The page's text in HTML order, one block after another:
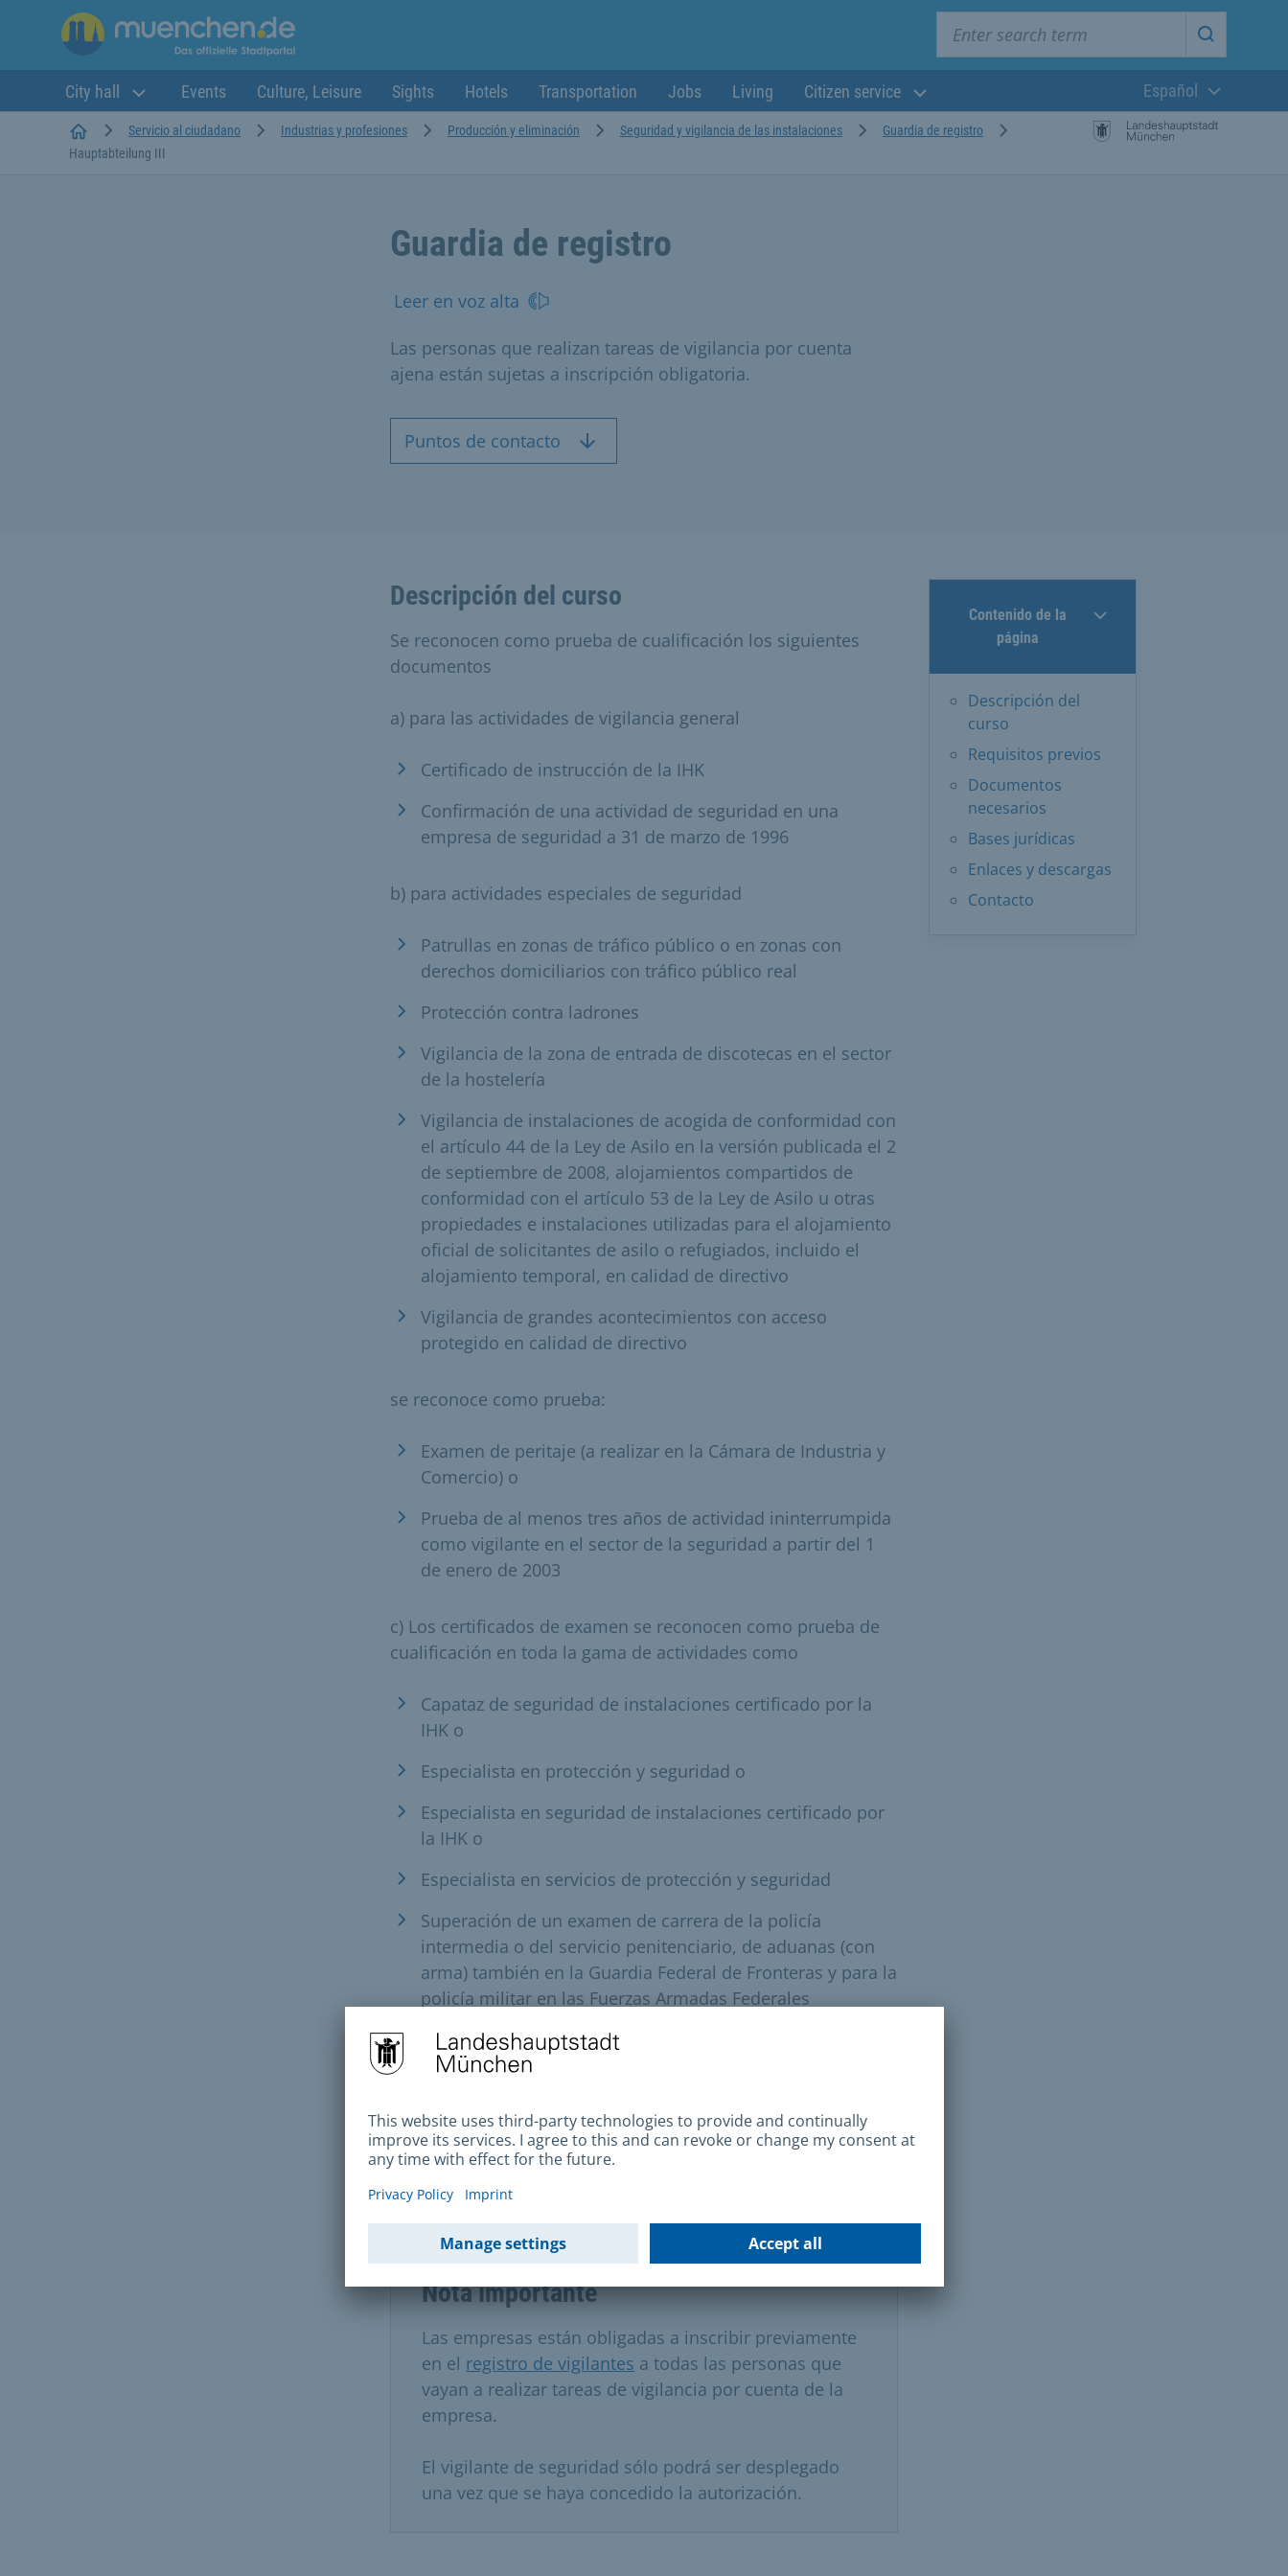
Start
City hall Events Culture, Leisure Sights Hotels Transportation Jobs Living Citizen service
Lengua actual:
Español
StartseiteServicio al ciudadano Industrias y profesiones Producción y eliminación Seguridad y vigilancia de las instalaciones
Guardia de registro
Hauptabteilung III
Guardia de registro
Leer en voz alta
Las personas que realizan tareas de vigilancia por cuenta
ajena están sujetas a inscripción obligatoria.
Puntos de contacto
Contenido de la
página
Descripción del
curso
Requisitos previos
Documentos
necesarios
Bases jurídicas
Enlaces y descargas
Contacto
Descripción del curso
Se reconocen como prueba de cualificación los siguientes
documentos
a) para las actividades de vigilancia general
Certificado de instrucción de la IHK
Confirmación de una actividad de seguridad en una
empresa de seguridad a 31 de marzo de 1996
b) para actividades especiales de seguridad
Patrullas en zonas de tráfico público o en zonas con
derechos domiciliarios con tráfico público real
Protección contra ladrones
Vigilancia de la zona de entrada de discotecas en el sector
de la hostelería
Vigilancia de instalaciones de acogida de conformidad con
el artículo 44 de la Ley de Asilo en la versión publicada el 2
de septiembre de 2008, alojamientos compartidos de
conformidad con el artículo 53 de la Ley de Asilo u otras
propiedades e instalaciones utilizadas para el alojamiento
oficial de solicitantes de asilo o refugiados, incluido el
alojamiento temporal, en calidad de directivo
Vigilancia de grandes acontecimientos con acceso
protegido en calidad de directivo
se reconoce como prueba:
Examen de peritaje (a realizar en la Cámara de Industria y
Comercio) o
Prueba de al menos tres años de actividad ininterrumpida
como vigilante en el sector de la seguridad a partir del 1
de enero de 2003
c) Los certificados de examen se reconocen como prueba de
cualificación en toda la gama de actividades como
Capataz de seguridad de instalaciones certificado por la
IHK o
Especialista en protección y seguridad o
Especialista en seguridad de instalaciones certificado por
la IHK o
Especialista en servicios de protección y seguridad
Superación de un examen de carrera de la policía
intermedia o del servicio penitenciario, de aduanas (con
arma) también en la Guardia Federal de Fronteras y para la
policía militar en las Fuerzas Armadas Federales
Si tiene alguna pregunta o desea inscribirse en los programas
de formación mencionados, diríjase a la Cámara de Industria y
Múnich, tel. 089/5116-0.
Nota importante
Nota importante
Las empresas están obligadas a inscribir previamente
en el registro de vigilantes a todas las personas que
vayan a realizar tareas de vigilancia por cuenta de la
empresa.
El vigilante de seguridad sólo podrá ser desplegado
una vez que se haya concedido la autorización.